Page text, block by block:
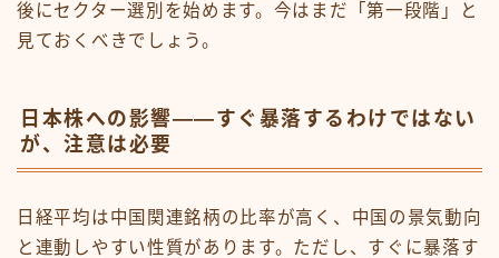
後にセクター選別を始めます。今はまだ「第一段階」と
見ておくべきでしょう。
日本株への影響——すぐ暴落するわけではない
が、注意は必要
日経平均は中国関連銘柄の比率が高く、中国の景気動向
と連動しやすい性質があります。ただし、すぐに暴落す